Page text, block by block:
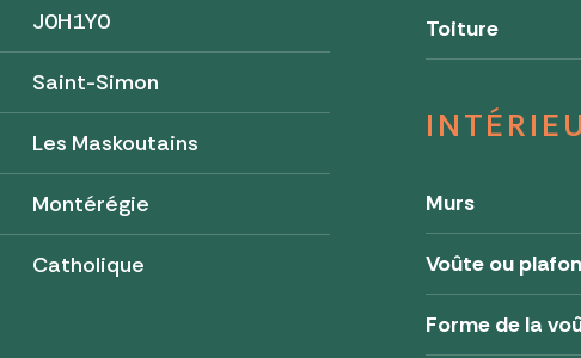
J0H1Y0
Saint-Simon
Les Maskoutains
Montérégie
Catholique
Toiture
Murs
Voûte ou
Forme de la